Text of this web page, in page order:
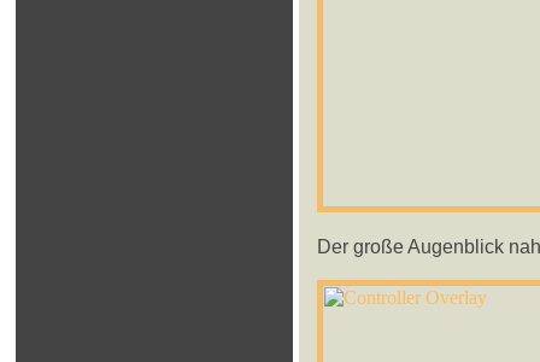
Der große Augenblick